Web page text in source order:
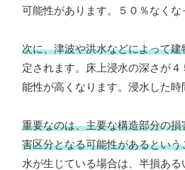
可能性があります。５０％なく
次に、津波や洪水などによって
定されます。床上浸水の深さが
能性が高くなります。浸水した
重要なのは、主要な構造部分の
害区分となる可能性があるという
水が生じている場合は、半損あ